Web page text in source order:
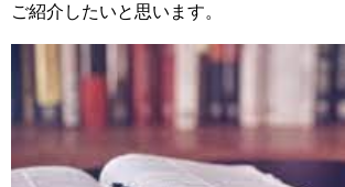
ご紹介したいと思います。